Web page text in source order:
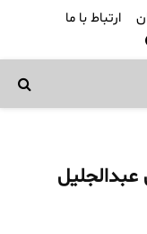
ارتباط با ما
Telegram